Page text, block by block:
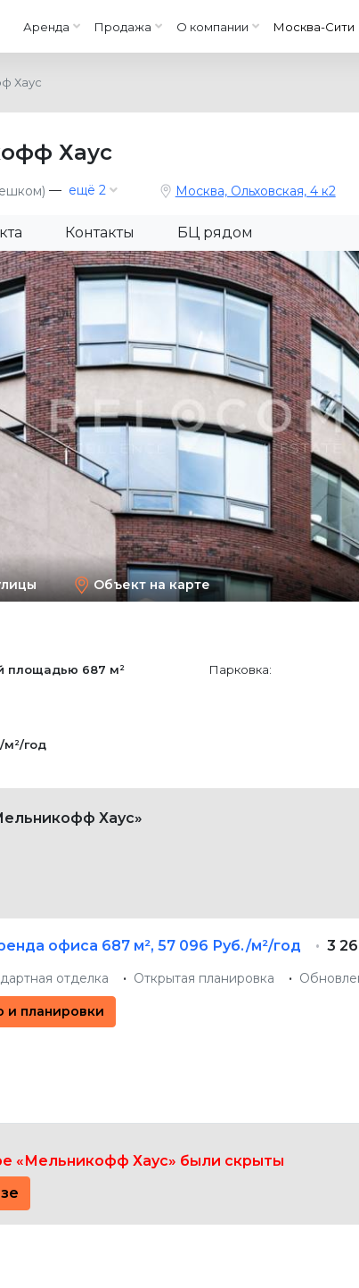
Аренда Продажа О компании Москва-Сити
Хаус
Хаус
— ещё 2 Москва, Ольховская, 4 к2
Контакты БЦ рядом
Объект на карте
площадью 687 м² Парковка:
м²/год
Хаус»
офиса 687 м²,57 096 Руб./м²/год 3
отделка Открытая планировка
и планировки
«Мельникофф Хаус» были скрыты